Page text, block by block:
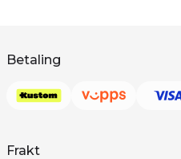
Betaling
Frakt